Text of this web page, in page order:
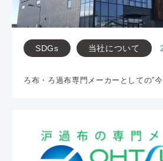
SDGs 当社について
ろ布・ろ過布専門メーカーとしての”今